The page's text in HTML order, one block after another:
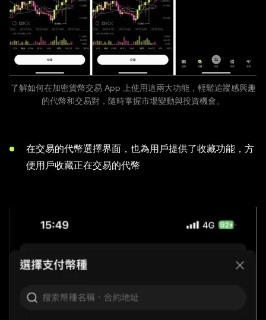
了解如何在加密貨幣交易 App 上使用這兩大功能，輕鬆追蹤感興趣
的代幣和交易對，隨時掌握市場變動與投資機會。
在交易的代幣選擇界面，也為用戶提供了收藏功能，方
便用戶收藏正在交易的代幣